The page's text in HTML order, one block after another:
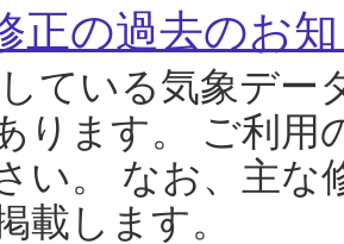
正の過去のお
ている気象デー
ります。 ご利用
い。 なお、主な
載します。